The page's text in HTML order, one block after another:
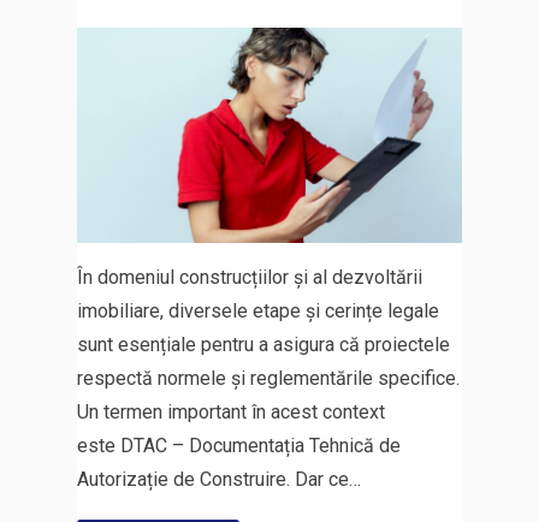
În domeniul construcțiilor și al dezvoltării
imobiliare, diversele etape și cerințe legale
sunt esențiale pentru a asigura că proiectele
respectă normele și reglementările specifice.
Un termen important în acest context
este DTAC – Documentația Tehnică de
Autorizație de Construire. Dar ce…